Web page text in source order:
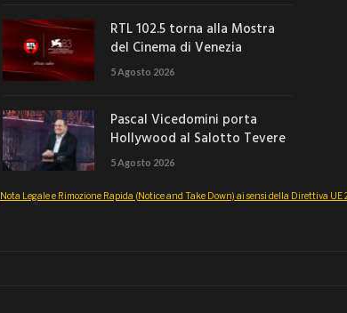
RTL 102.5 torna alla Mostra
del Cinema di Venezia
5 Agosto 2026
Pascal Vicedomini porta
Hollywood al Salotto Tevere
5 Agosto 2026
Nota Legale e Rimozione Rapida (Notice and Take Down) ai sensi della Direttiva